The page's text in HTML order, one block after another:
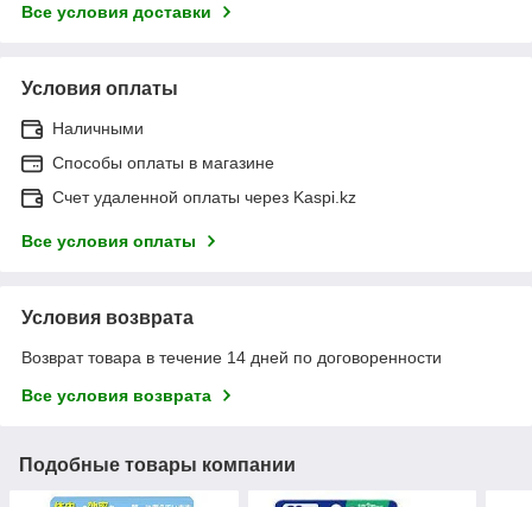
Все условия доставки
Условия оплаты
Наличными
Способы оплаты в магазине
Счет удаленной оплаты через Kaspi.kz
Все условия оплаты
Условия возврата
Возврат товара в течение 14 дней по договоренности
Все условия возврата
Подобные товары компании